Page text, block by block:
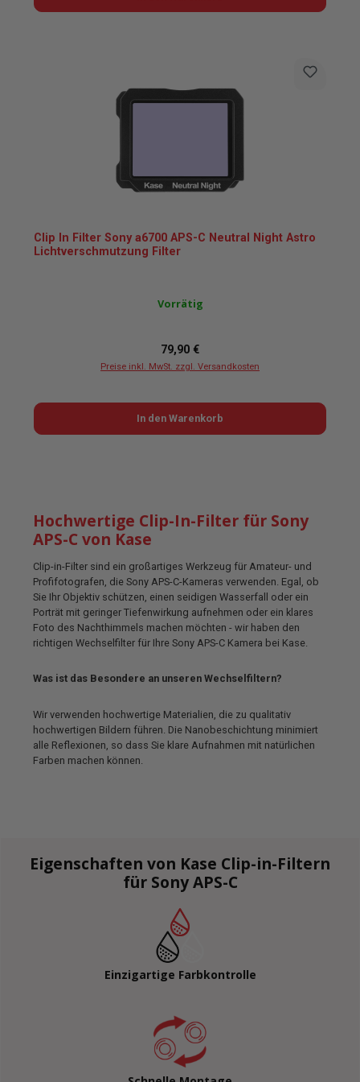
Clip In Filter Sony a6700 APS-C Neutral Night Astro
Lichtverschmutzung Filter
Vorrätig
Regulärer Preis:
79,90 €
Preise inkl. MwSt. zzgl. Versandkosten
In den Warenkorb
Hochwertige Clip-In-Filter für Sony
APS-C von Kase
Clip-in-Filter sind ein großartiges Werkzeug für Amateur- und
Profifotografen, die Sony APS-C-Kameras verwenden. Egal, ob
Sie Ihr Objektiv schützen, einen seidigen Wasserfall oder ein
Porträt mit geringer Tiefenwirkung aufnehmen oder ein klares
Foto des Nachthimmels machen möchten - wir haben den
richtigen Wechselfilter für Ihre Sony APS-C Kamera bei Kase.
Was ist das Besondere an unseren Wechselfiltern?
Wir verwenden hochwertige Materialien, die zu qualitativ
hochwertigen Bildern führen. Die Nanobeschichtung minimiert
alle Reflexionen, so dass Sie klare Aufnahmen mit natürlichen
Farben machen können.
Eigenschaften von Kase Clip-in-Filtern
für Sony APS-C
Einzigartige Farbkontrolle